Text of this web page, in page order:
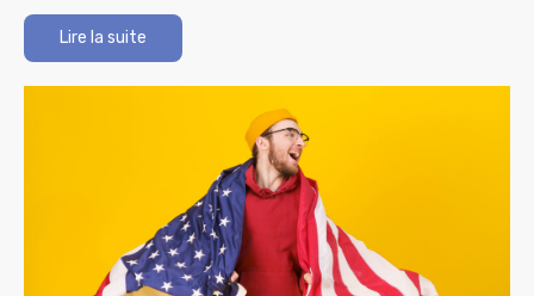
Lire la suite